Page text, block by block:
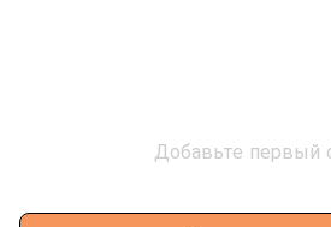
Добавьте первый